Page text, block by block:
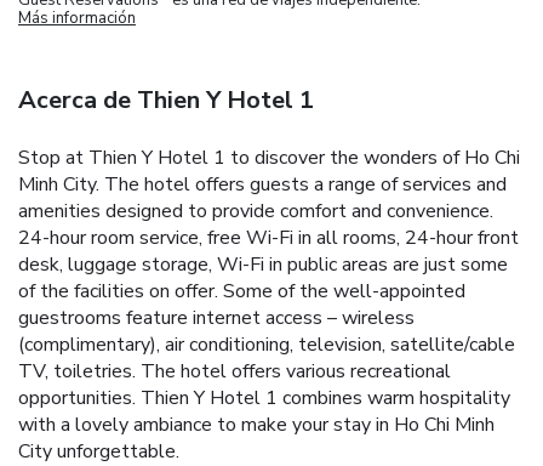
Más información
Acerca de Thien Y Hotel 1
Stop at Thien Y Hotel 1 to discover the wonders of Ho Chi
Minh City. The hotel offers guests a range of services and
amenities designed to provide comfort and convenience.
24-hour room service, free Wi-Fi in all rooms, 24-hour front
desk, luggage storage, Wi-Fi in public areas are just some
of the facilities on offer. Some of the well-appointed
guestrooms feature internet access – wireless
(complimentary), air conditioning, television, satellite/cable
TV, toiletries. The hotel offers various recreational
opportunities. Thien Y Hotel 1 combines warm hospitality
with a lovely ambiance to make your stay in Ho Chi Minh
City unforgettable.